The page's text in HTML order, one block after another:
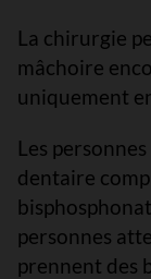
La chirurgie
mâchoire
uniquement
Les
dentaire
personnes
prennent des